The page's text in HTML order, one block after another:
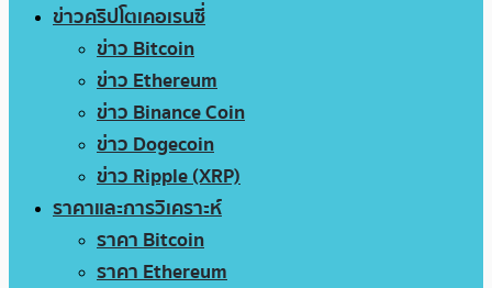
ข่าวคริปโตเคอเรนซี่
ข่าว Bitcoin
ข่าว Ethereum
ข่าว Binance Coin
ข่าว Dogecoin
ข่าว Ripple (XRP)
ราคาและการวิเคราะห์
ราคา Bitcoin
ราคา Ethereum